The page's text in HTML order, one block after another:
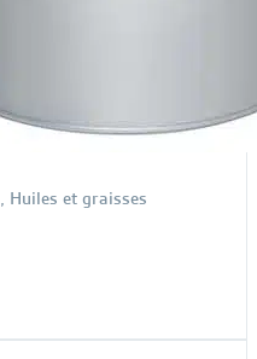
, Huiles et graisses